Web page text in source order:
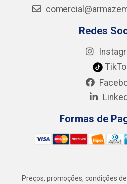
Redes
Formas de
Preços, promoções, condições